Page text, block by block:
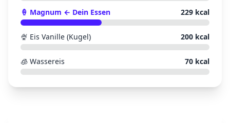
🍦 Magnum ← Dein Essen 229 kcal
🍨 Eis Vanille (Kugel) 200 kcal
🧊 Wassereis 70 kcal